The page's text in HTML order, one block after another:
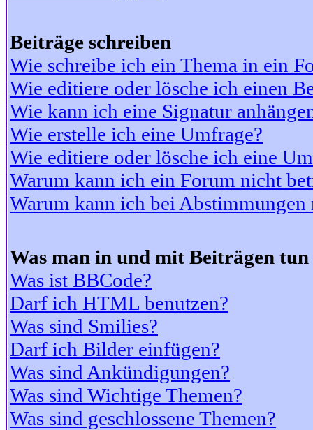
Beiträge schreiben
Wie schreibe ich ein Thema in ein
Wie editiere oder lösche ich einen
Wie kann ich eine Signatur
Wie erstelle ich eine Umfrage?
Wie editiere oder lösche ich eine
Warum kann ich ein Forum nicht
Warum kann ich bei
Was man in und mit Beiträgen
Was ist BBCode?
Darf ich HTML benutzen?
Was sind Smilies?
Darf ich Bilder einfügen?
Was sind Ankündigungen?
Was sind Wichtige Themen?
Was sind geschlossene Themen?